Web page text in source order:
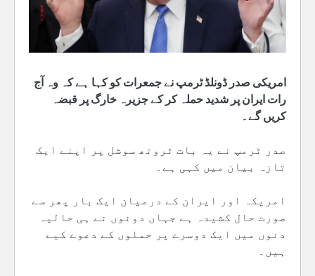
امریکی صدر ڈونلڈ ٹرمپ نے جمعرات کو کہا ہے کہ وہ آج
رات ایران پر شدید حملہ کر کے جزیرہ خارگ پر قبضہ
کریں گے۔
صدر ٹرمپ نے یہ بات ٹروتھ سوشل پر اپنے ایک
تازہ بیان میں کہی ہے۔
امریکہ اور ایران کے درمیان ایک بار پھر سے
صورت حال کشیدہ ہے جہاں دونوں نے ہی حالیہ
دنوں میں ایک دوسرے پر حملوں کے دعوے کیے
ہیں۔